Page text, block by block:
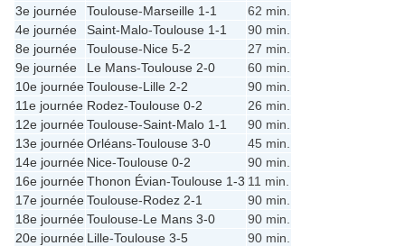
3e journée
Toulouse-Marseille 1-1
62 min.
4e journée
Saint-Malo-Toulouse 1-1
90 min.
8e journée
Toulouse-Nice 5-2
27 min.
9e journée
Le Mans-Toulouse 2-0
60 min.
10e journéeToulouse-Lille 2-2
90 min.
11e journée Rodez-Toulouse 0-2
26 min.
12e journéeToulouse-Saint-Malo 1-1
90 min.
13e journéeOrléans-Toulouse 3-0
45 min.
14e journée Nice-Toulouse 0-2
90 min.
16e journéeThonon Évian-Toulouse 1-3 11 min.
17e journéeToulouse-Rodez 2-1
90 min.
18e journéeToulouse-Le Mans 3-0
90 min.
20e journée Lille-Toulouse 3-5
90 min.